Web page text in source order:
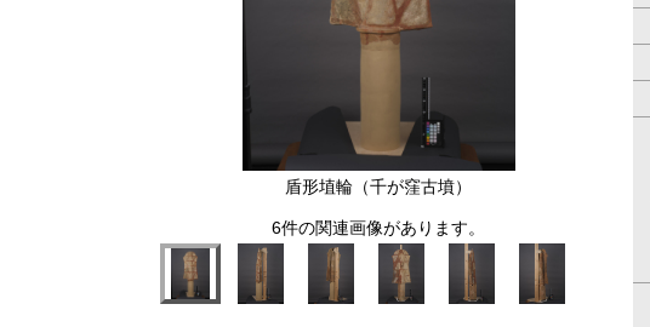
盾形埴輪（千が窪古墳）
6件の関連画像があります。